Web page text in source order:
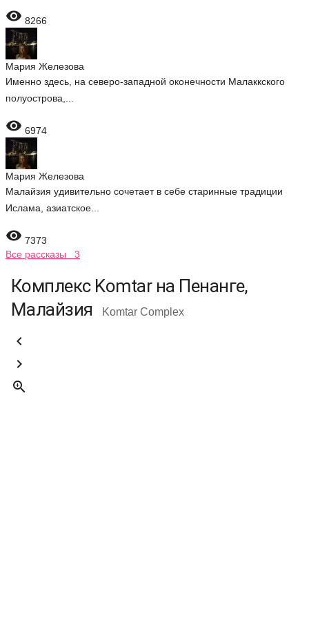
 8266
Мария Железова
Именно здесь, на северо-западной оконечности Малаккского
полуострова,...
 6974
Мария Железова
Малайзия удивительно сочетает в себе старинные традиции
Ислама, азиатское...
 7373
Все рассказы 3
Комплекс Komtar на Пенанге,
Малайзия
Komtar Complex


